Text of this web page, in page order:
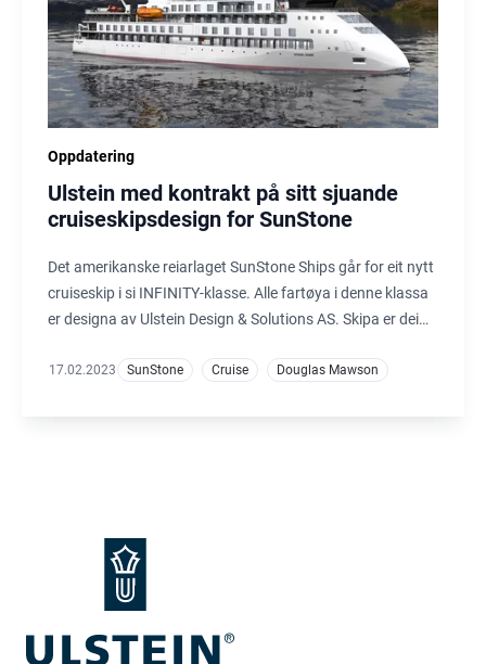
Oppdatering
Ulstein med kontrakt på sitt sjuande
cruiseskipsdesign for SunStone
Det amerikanske reiarlaget SunStone Ships går for eit nytt
cruiseskip i si INFINITY-klasse. Alle fartøya i denne klassa
er designa av Ulstein Design & Solutions AS. Skipa er dei
noko som både passasjerar og mannskap er svært nøgde
17.02.2023 SunStone Cruise Douglas Mawson